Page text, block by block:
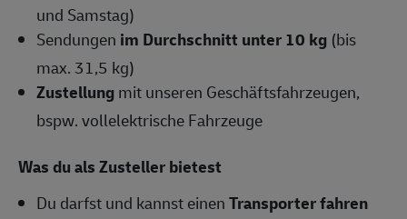
und Samstag)
Sendungen im Durchschnitt unter 10 kg (bis
max. 31,5 kg)
Zustellungmit unseren Geschäftsfahrzeugen,
bspw. vollelektrische Fahrzeuge
Was du als Zusteller bietest
Du darfst und kannst einenTransporter fahren